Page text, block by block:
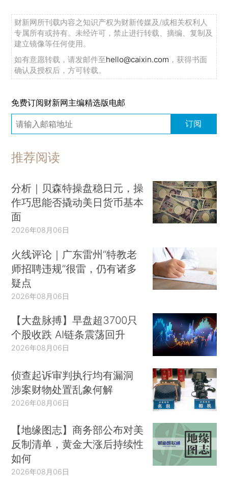
财新网所刊载内容之知识产权为财新传媒及/或相关权利人
专属所有或持有。未经许可，禁止进行转载、摘编、复制及
建立镜像等任何使用。
如有意愿转载，请发邮件至hello@caixin.com ，获得书面
确认及授权后，方可转载。
免费订阅财新网主编精选版电邮
订阅
推荐阅读
分析｜贝森特操盘稳日元，操
作巧思能否撬动美日货币基本
面
2026年08月06日
火线评论｜广东雷州“特教老
师招聘违规”很雷，仍有诸多
疑点
2026年08月06日
【大盘脉搏】早盘超3700只
个股收跌 AI链条震荡回升
2026年08月06日
侦查起诉审判执行均有漏洞
涉案财物处置乱象何解
2026年08月06日
【地缘图志】商务部公布对美
反制清单，黄金大涨后持续性
如何
2026年08月06日